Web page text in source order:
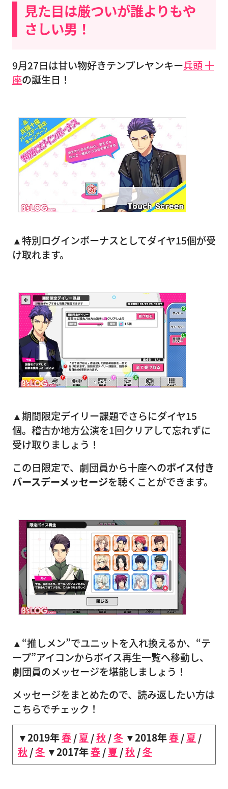
見た目は厳ついが誰よりもや
さしい男！
9月27日は甘い物好きテンプレヤンキー兵頭 十
座の誕生日！
▲特別ログインボーナスとしてダイヤ15個が受
け取れます。
▲期間限定デイリー課題でさらにダイヤ15
個。稽古か地方公演を1回クリアして忘れずに
受け取りましょう！
この日限定で、劇団員から十座へのボイス付き
バースデーメッセージを聴くことができます。
▲“推しメン”でユニットを入れ換えるか、“テ
ープ”アイコンからボイス再生一覧へ移動し、
劇団員のメッセージを堪能しましょう！
メッセージをまとめたので、読み返したい方は
こちらでチェック！
▼2019年春/夏 /秋/冬 ▼2018年春/夏 /
秋/冬 ▼2017年春/夏 /秋/冬